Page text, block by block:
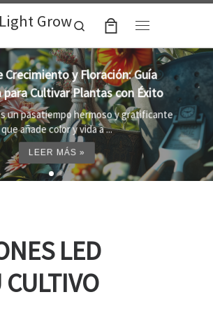
Grow
Search
para indoor: la clave para un
crecimiento óptimo de tus plantas
cultivar plantas en el interior, es importante
proporcionar el entorno adecuado ...
LEER MÁS »
LED
CULTIVO